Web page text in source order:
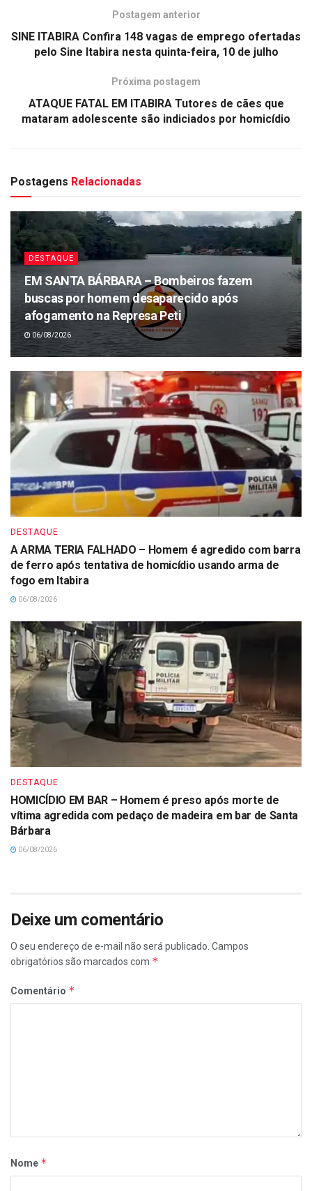
Postagem anterior
SINE ITABIRA Confira 148 vagas de emprego ofertadas
pelo Sine Itabira nesta quinta-feira, 10 de julho
Próxima postagem
ATAQUE FATAL EM ITABIRA Tutores de cães que
mataram adolescente são indiciados por homicídio
Postagens Relacionadas
DESTAQUE
EM SANTA BÁRBARA – Bombeiros fazem
buscas por homem desaparecido após
afogamento na Represa Peti
06/08/2026
DESTAQUE
A ARMA TERIA FALHADO – Homem é agredido com barra
de ferro após tentativa de homicídio usando arma de
fogo em Itabira
06/08/2026
DESTAQUE
HOMICÍDIO EM BAR – Homem é preso após morte de
vítima agredida com pedaço de madeira em bar de Santa
Bárbara
06/08/2026
Deixe um comentário
O seu endereço de e-mail não será publicado. Campos
obrigatórios são marcados com *
Comentário *
Nome *